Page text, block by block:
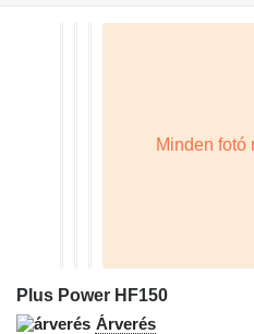
Plus Power HF150
Árverés